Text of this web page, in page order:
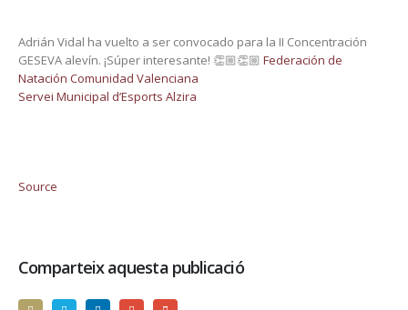
Adrián Vidal ha vuelto a ser convocado para la II Concentración
GESEVA alevín. ¡Súper interesante! 👏🏼👏🏼 Federación de
Natación Comunidad Valenciana
Servei Municipal d’Esports Alzira
Source
Comparteix aquesta publicació